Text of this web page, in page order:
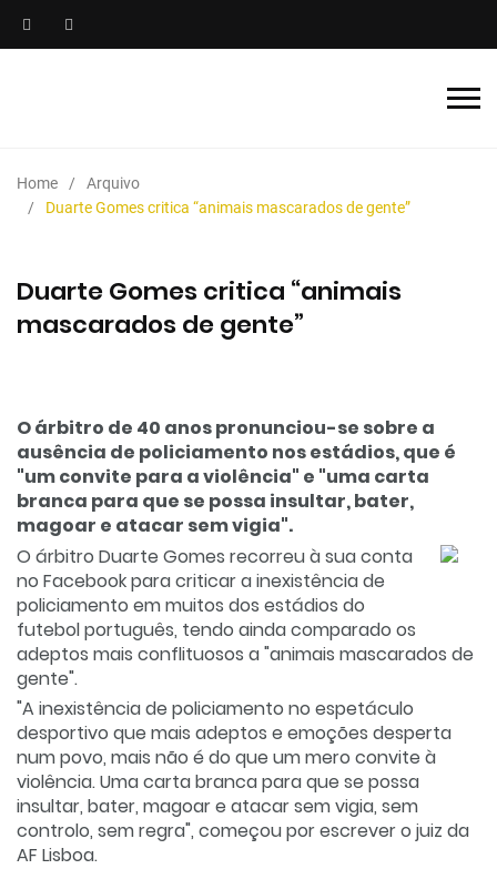
Home
Arquivo
Duarte Gomes critica “animais mascarados de gente”
Duarte Gomes critica “animais
mascarados de gente”
O árbitro de 40 anos pronunciou-se sobre a
ausência de policiamento nos estádios, que é
"um convite para a violência" e "uma carta
branca para que se possa insultar, bater,
magoar e atacar sem vigia".
O árbitro Duarte Gomes recorreu à sua conta
no Facebook para criticar a inexistência de
policiamento em muitos dos estádios do
futebol português, tendo ainda comparado os
adeptos mais conflituosos a "animais mascarados de
gente".
"A inexistência de policiamento no espetáculo
desportivo que mais adeptos e emoções desperta
num povo, mais não é do que um mero convite à
violência. Uma carta branca para que se possa
insultar, bater, magoar e atacar sem vigia, sem
controlo, sem regra", começou por escrever o juiz da
AF Lisboa.